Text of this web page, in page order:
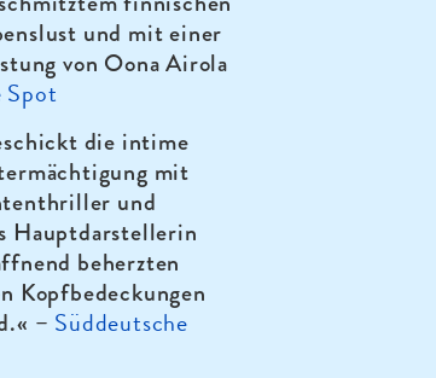
und mit einer
von Oona Airola
Spot
die intime
mit
und
Hauptdarstellerin
beherzten
Kopfbedeckungen
– Süddeutsche